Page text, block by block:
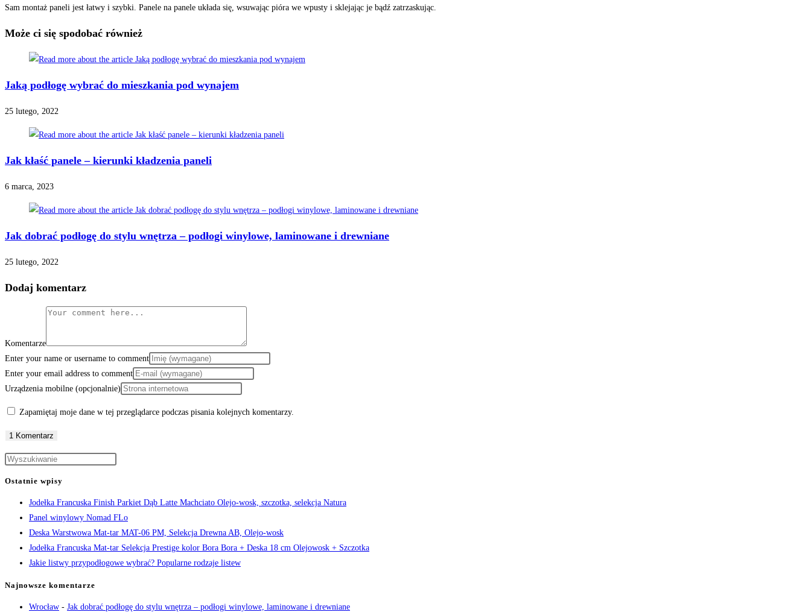
Sam montaż paneli jest łatwy i szybki. Panele na panele układa się, wsuwając pióra we wpusty i sklejając je bądź zatrzaskując.
Może ci się spodobać również
Jaką podłogę wybrać do mieszkania pod wynajem
25 lutego, 2022
Jak kłaść panele – kierunki kładzenia paneli
6 marca, 2023
Jak dobrać podłogę do stylu wnętrza – podłogi winylowe, laminowane i drewniane
25 lutego, 2022
Dodaj komentarz
Komentarze
Enter your name or username to comment
Enter your email address to comment
Urządzenia mobilne (opcjonalnie)
Zapamiętaj moje dane w tej przeglądarce podczas pisania kolejnych komentarzy.
Ostatnie wpisy
Jodełka Francuska Finish Parkiet Dąb Latte Machciato Olejo-wosk, szczotka, selekcja Natura
Panel winylowy Nomad FLo
Deska Warstwowa Mat-tar MAT-06 PM, Selekcja Drewna AB, Olejo-wosk
Jodełka Francuska Mat-tar Selekcja Prestige kolor Bora Bora + Deska 18 cm Olejowosk + Szczotka
Jakie listwy przypodłogowe wybrać? Popularne rodzaje listew
Najnowsze komentarze
Wrocław - Jak dobrać podłogę do stylu wnętrza – podłogi winylowe, laminowane i drewniane